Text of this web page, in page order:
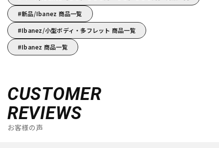
新品/Ibanez 商品一覧
Ibanez/小型ボディ・多フレット 商品一覧
Ibanez 商品一覧
CUSTOMER
REVIEWS
お客様の声